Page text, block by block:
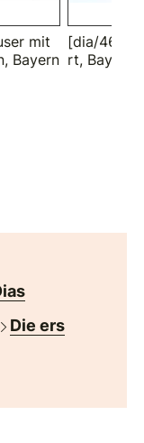
mit
Bayern
[dia/467] -
rt, Bayern
Die ers